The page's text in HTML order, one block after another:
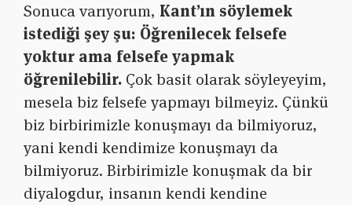
Sonuca varıyorum, Kant’ın söylemek
istediği şey şu: Öğrenilecek felsefe
yoktur ama felsefe yapmak
öğrenilebilir. Çok basit olarak söyleyeyim,
mesela biz felsefe yapmayı bilmeyiz. Çünkü
biz birbirimizle konuşmayı da bilmiyoruz,
yani kendi kendimize konuşmayı da
bilmiyoruz. Birbirimizle konuşmak da bir
diyalogdur, insanın kendi kendine